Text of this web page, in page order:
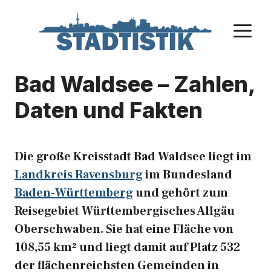
Bad Waldsee – Zahlen,
Daten und Fakten
Die große Kreisstadt Bad Waldsee liegt im
Landkreis Ravensburgim Bundesland
Baden-Württembergund gehört zum
Reisegebiet Württembergisches Allgäu
Oberschwaben. Sie hat eine Fläche von
108,55 km² und liegt damit auf Platz 532
der flächenreichsten Gemeinden in